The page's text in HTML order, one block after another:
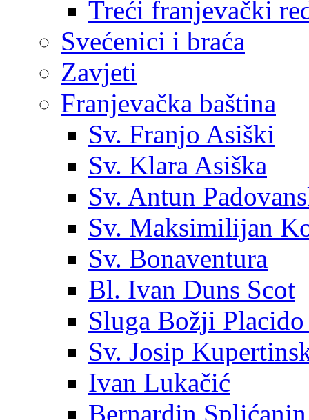
Treći franjevački
Svećenici i braća
Zavjeti
Franjevačka baština
Sv. Franjo Asiški
Sv. Klara Asiška
Sv. Antun
Sv. Maksimilijan
Sv. Bonaventura
Bl. Ivan Duns Scot
Sluga Božji Placido
Sv. Josip
Ivan Lukačić
Bernardin Splićanin